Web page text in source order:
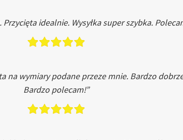
idealnie. Wysyłka super szybka.
na wymiary podane przeze mnie. Bardzo
Bardzo polecam!”